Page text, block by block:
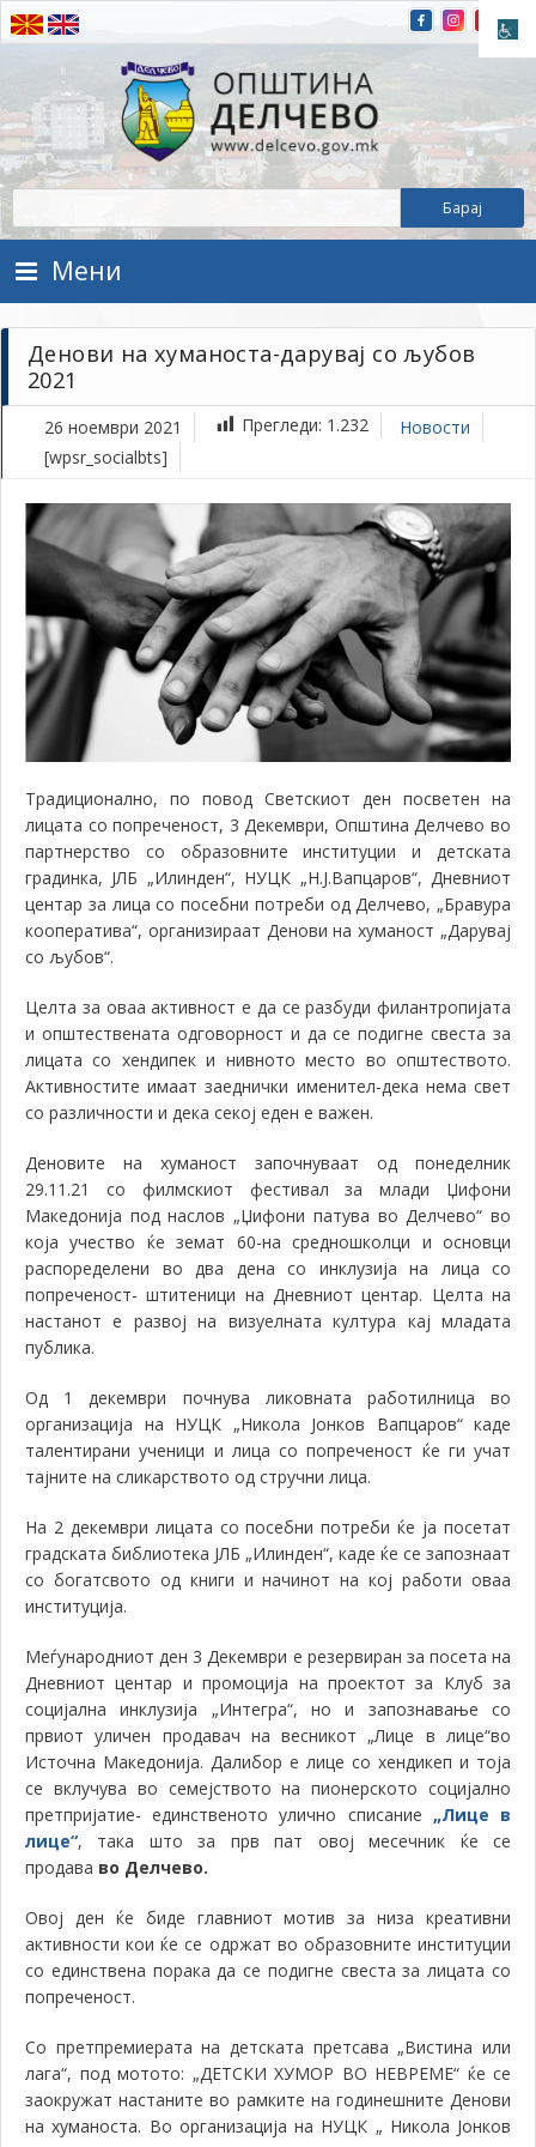
Прескокнете на содржината
Општина Делчево
Општина Делчево
Мени
Денови на хуманоста-дарувај со љубов
2021
26 ноември 2021 Прегледи: 1.232
Новости
[wpsr_socialbts]
Традиционално, по повод Светскиот ден посветен на
лицата со попреченост, 3 Декември, Општина Делчево во
партнерство со образовните институции и детската
градинка, ЈЛБ „Илинден“, НУЦК „Н.Ј.Вапцаров“, Дневниот
центар за лица со посебни потреби од Делчево, „Бравура
кооператива“, организираат Денови на хуманост „Дарувај
со љубов“.
Целта за оваа активност е да се разбуди филантропијата
и општествената одговорност и да се подигне свеста за
лицата со хендипек и нивното место во општеството.
Активностите имаат заеднички именител-дека нема свет
со различности и дека секој еден е важен.
Деновите на хуманост започнуваат од понеделник
29.11.21 со филмскиот фестивал за млади Џифони
Македонија под наслов „Џифони патува во Делчево“ во
која учество ќе земат 60-на средношколци и основци
распоределени во два дена со инклузија на лица со
попреченост- штитеници на Дневниот центар. Целта на
настанот е развој на визуелната култура кај младата
публика.
Од 1 декември почнува ликовната работилница во
организација на НУЦК „Никола Јонков Вапцаров“ каде
талентирани ученици и лица со попреченост ќе ги учат
тајните на сликарството од стручни лица.
На 2 декември лицата со посебни потреби ќе ја посетат
градската библиотека ЈЛБ „Илинден“, каде ќе се запознаат
со богатсвото од книги и начинот на кој работи оваа
институција.
Меѓународниот ден 3 Декември е резервиран за посета на
Дневниот центар и промоција на проектот за Клуб за
социјална инклузија „Интегра“, но и запознавање со
првиот уличен продавач на весникот „Лице в лице“во
Источна Македонија. Далибор е лице со хендикеп и тоја
се вклучува во семејството на пионерското социјално
претпријатие- единственото улично списание „Лице в
лице“, така што за прв пат овој месечник ќе се
продава во Делчево.
Овој ден ќе биде главниот мотив за низа креативни
активности кои ќе се одржат во образовните институции
со единствена порака да се подигне свеста за лицата со
попреченост.
Со претпремиерата на детската претсава „Вистина или
лага“, под мотото: „ДЕТСКИ ХУМОР ВО НЕВРЕМЕ“ ќе се
заокружат настаните во рамките на годинешните Денови
на хуманоста. Во организација на НУЦК „ Никола Јонков